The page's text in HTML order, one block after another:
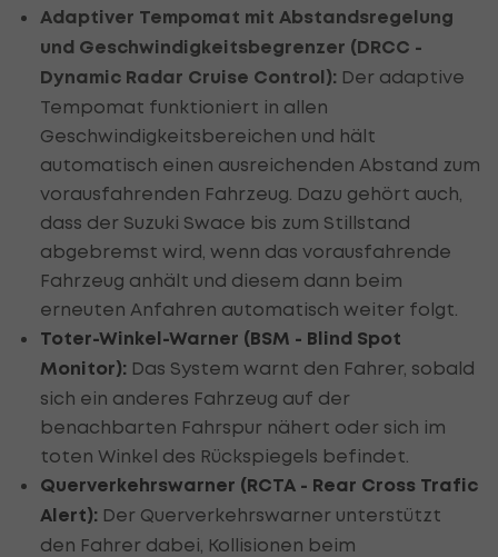
Adaptiver Tempomat mit Abstandsregelung
und Geschwindigkeitsbegrenzer (DRCC -
Dynamic Radar Cruise Control): Der adaptive
Tempomat funktioniert in allen
Geschwindigkeitsbereichen und hält
automatisch einen ausreichenden Abstand zum
vorausfahrenden Fahrzeug. Dazu gehört auch,
dass der Suzuki Swace bis zum Stillstand
abgebremst wird, wenn das vorausfahrende
Fahrzeug anhält und diesem dann beim
erneuten Anfahren automatisch weiter folgt.
Toter-Winkel-Warner (BSM - Blind Spot
Monitor): Das System warnt den Fahrer, sobald
sich ein anderes Fahrzeug auf der
benachbarten Fahrspur nähert oder sich im
toten Winkel des Rückspiegels befindet.
Querverkehrswarner (RCTA - Rear Cross Trafic
Alert): Der Querverkehrswarner unterstützt
den Fahrer dabei, Kollisionen beim